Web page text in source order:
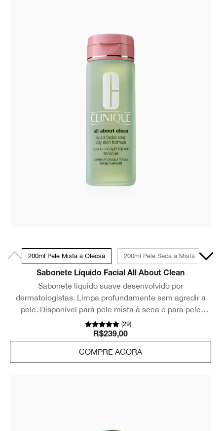
200ml Pele Mista a Oleosa 200ml Pele Seca a Mista
Sabonete Líquido Facial All About Clean
Sabonete líquido suave desenvolvido por
dermatologistas. Limpa profundamente sem agredir a
pele. Disponível para pele mista à seca e para pele
mista à oleosa.
(29)
R$239,00
COMPRE AGORA